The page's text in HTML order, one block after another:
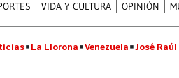
VIDA Y CULTURA OPINIÓN
La Llorona Venezuela José